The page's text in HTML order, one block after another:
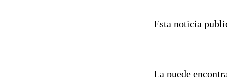
Esta noticia
La puede